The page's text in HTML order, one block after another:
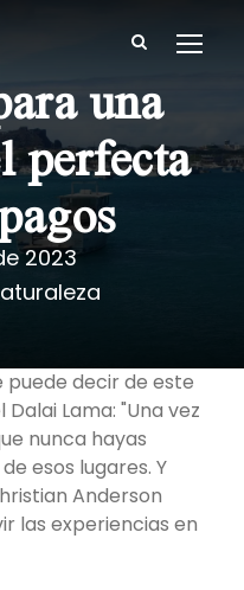
2023
una
perfecta
puede decir de este
Lama: "Una vez
nunca hayas
esos lugares. Y
Anderson
las experiencias en